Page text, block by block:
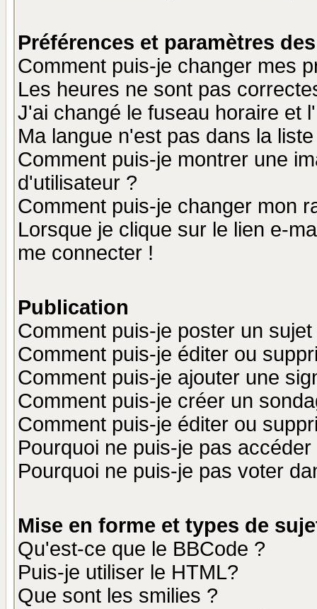
Préférences et paramètres
Comment puis-je changer mes
Les heures ne sont pas
J'ai changé le fuseau horaire et
Ma langue n'est pas dans la
Comment puis-je montrer une
d'utilisateur ?
Comment puis-je changer mon
Lorsque je clique sur le lien e-
me connecter !
Publication
Comment puis-je poster un
Comment puis-je éditer ou
Comment puis-je ajouter une
Comment puis-je créer un
Comment puis-je éditer ou
Pourquoi ne puis-je pas
Pourquoi ne puis-je pas voter
Mise en forme et types de
Qu'est-ce que le BBCode ?
Puis-je utiliser le HTML?
Que sont les smilies ?